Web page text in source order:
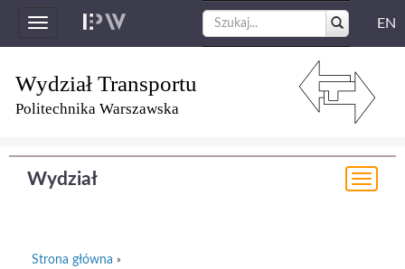
Toggle
navigation
EN
Wydział Transportu
Politechnika Warszawska
Wydział
Strona główna »